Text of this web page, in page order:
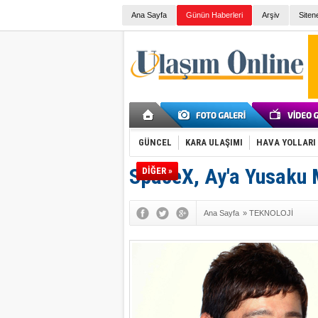
Ana Sayfa Günün Haberleri Arşiv
GÜNCEL KARA ULAŞIMI HAVA YOLLARI
DİĞER »
SpaceX, Ay'a Yusaku
Ana Sayfa » TEKNOLOJİ